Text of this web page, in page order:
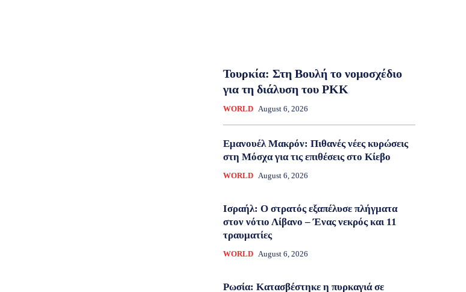
Τουρκία: Στη Βουλή το νομοσχέδιο
για τη διάλυση του PKK
WORLD August 6, 2026
Εμανουέλ Μακρόν: Πιθανές νέες κυρώσεις
στη Μόσχα για τις επιθέσεις στο Κίεβο
WORLD August 6, 2026
Ισραήλ: Ο στρατός εξαπέλυσε πλήγματα
στον νότιο Λίβανο – Ένας νεκρός και 11
τραυματίες
WORLD August 6, 2026
Ρωσία: Κατασβέστηκε η πυρκαγιά σε